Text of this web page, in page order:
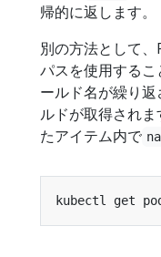
帰的に返します。
別の方法として
パスを使用する
ールド名が繰り
ルドが取得され
たアイテム内で
kubectl get